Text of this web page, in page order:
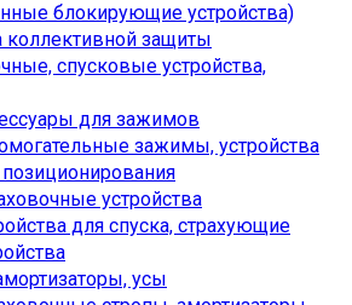
блокирующие устройства)
коллективной защиты
спусковые устройства,
для зажимов
зажимы, устройства
устройства
для спуска, cтрахующие
усы